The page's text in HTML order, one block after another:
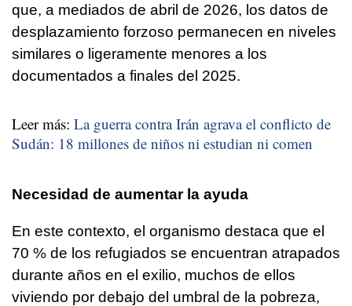
que, a mediados de abril de 2026, los datos de
desplazamiento forzoso permanecen en niveles
similares o ligeramente menores a los
documentados a finales del 2025.
Leer más: La guerra contra Irán agrava el conflicto de
Sudán: 18 millones de niños ni estudian ni comen
Necesidad de aumentar la ayuda
En este contexto, el organismo destaca que el
70 % de los refugiados se encuentran atrapados
durante años en el exilio, muchos de ellos
viviendo por debajo del umbral de la pobreza,